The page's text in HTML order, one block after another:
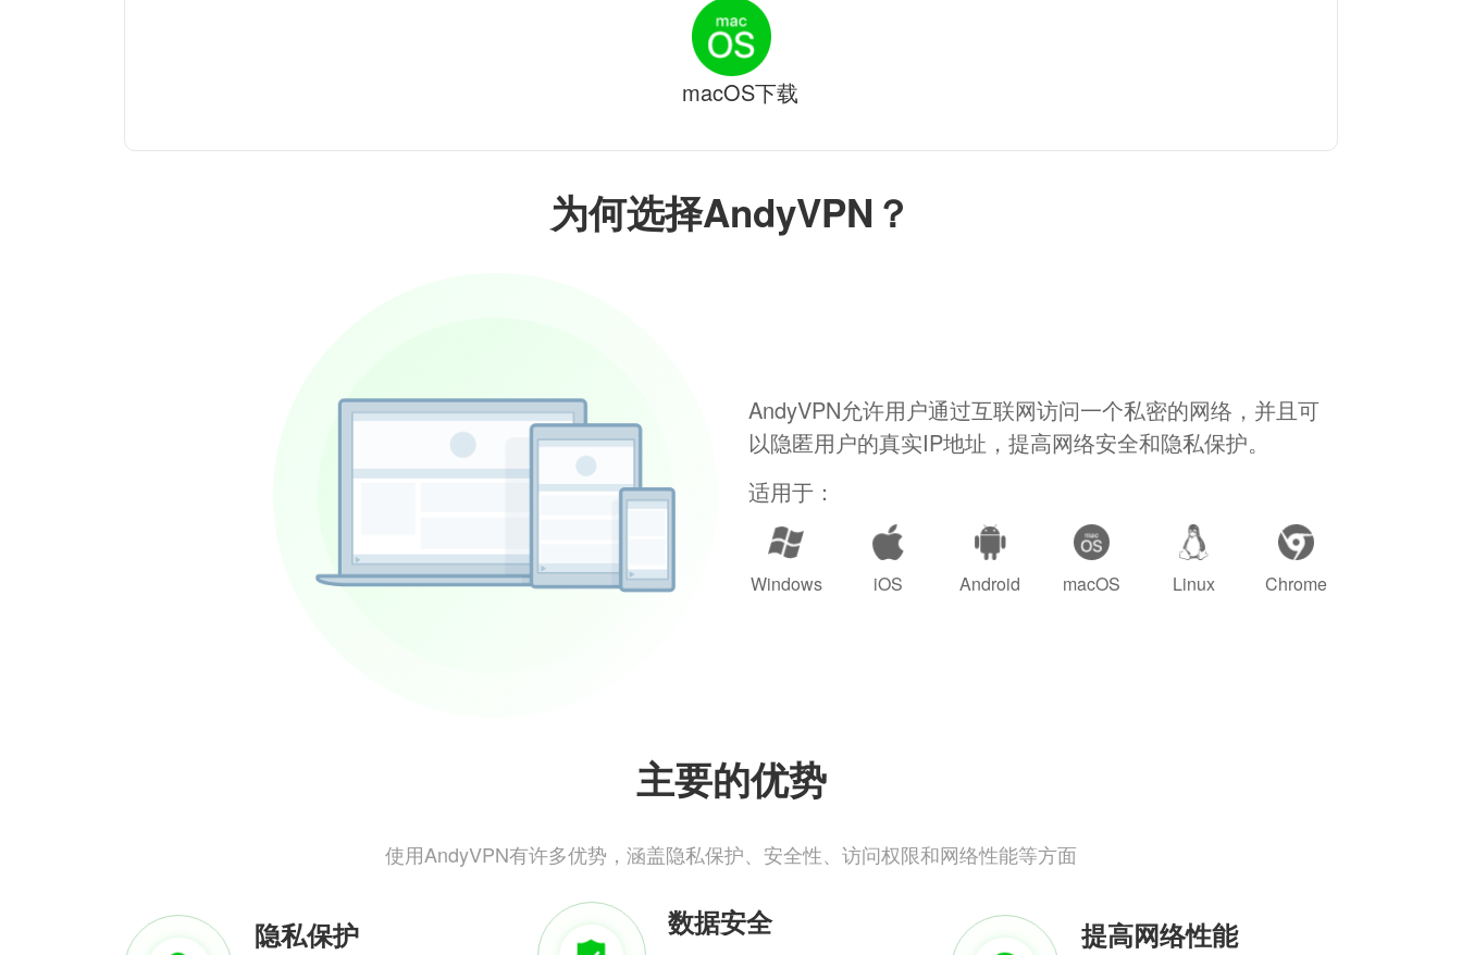
为何选择AndyVPN？
AndyVPN允许用户通过互联网访问一个私密的网络，并且可
以隐匿用户的真实IP地址，提高网络安全和隐私保护。
适用于：
Windows iOS Android macOS Linux Chrome
主要的优势
使用AndyVPN有许多优势，涵盖隐私保护、安全性、访问权限和网络性能等方面
隐私保护 数据安全 提高网络性能
macOS下载